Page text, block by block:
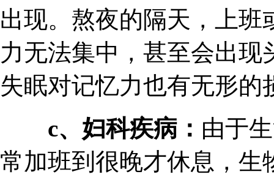
出现。熬夜的隔天，上
力无法集中，甚至会出
失眠对记忆力也有无形的
c、妇科疾病： 由于
常加班到很晚才休息，生